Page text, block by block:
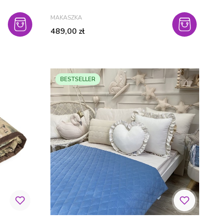
PRODUCENT
MAKASZKA
Cena
489,00 zł
BESTSELLER